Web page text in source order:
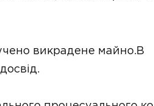
викрадене майно.В